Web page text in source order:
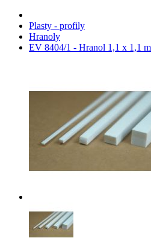
Plasty - profily
Hranoly
EV 8404/1 - Hranol 1,1 x 1,1